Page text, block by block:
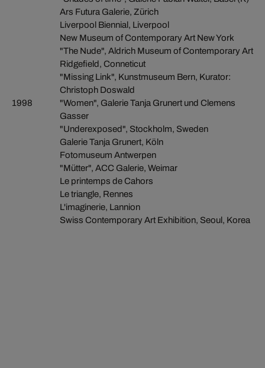
Ars Futura Galerie, Zürich
Liverpool Biennial, Liverpool
New Museum of Contemporary Art New York
"The Nude", Aldrich Museum of Contemporary Art
Ridgefield, Conneticut
"Missing Link", Kunstmuseum Bern, Kurator:
Christoph Doswald
1998
"Women", Galerie Tanja Grunert und Clemens
Gasser
"Underexposed", Stockholm, Sweden
Galerie Tanja Grunert, Köln
Fotomuseum Antwerpen
"Mütter", ACC Galerie, Weimar
Le printemps de Cahors
Le triangle, Rennes
L'imaginerie, Lannion
Swiss Contemporary Art Exhibition, Seoul, Korea